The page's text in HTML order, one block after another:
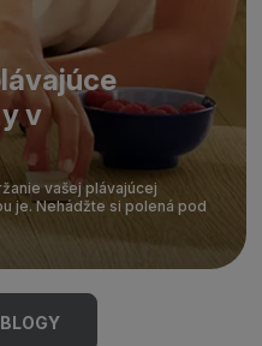
v
vašej plávajúcej
je. Nehádžte si polená pod